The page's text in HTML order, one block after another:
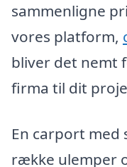
sammenligne
vores platform,
bliver det nemt
firma til dit
En carport med
række ulemper